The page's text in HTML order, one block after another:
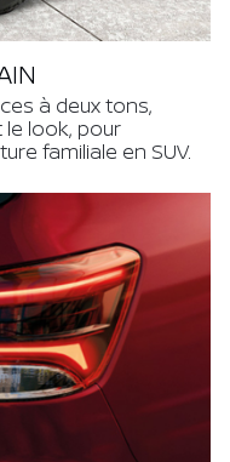
à deux tons,
look, pour
familiale en SUV.